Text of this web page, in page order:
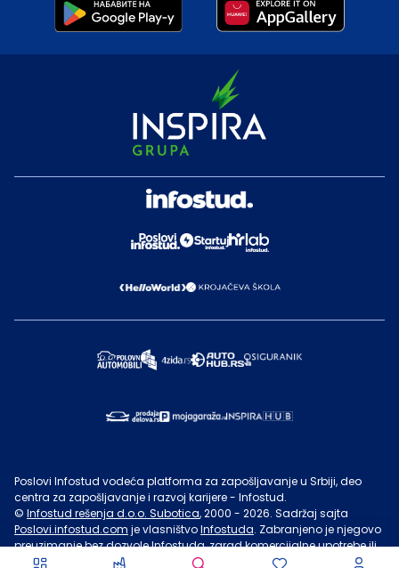
Poslovi Infostud vodeća platforma za zapošljavanje u Srbiji, deo
centra za zapošljavanje i razvoj karijere - Infostud.
© Infostud rešenja d.o.o. Subotica, 2000 - 2026. Sadržaj sajta
Poslovi.infostud.com je vlasništvoInfostuda. Zabranjeno je njegovo
preuzimanje bez dozvoleInfostuda, zarad komercijalne upotrebe ili
u druge svrhe, osim za lične potrebe posetilaca sajta.